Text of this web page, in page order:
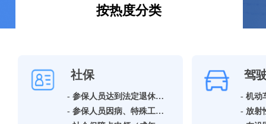
按热度分类
社保
- 参保人员达到法定退休年龄领取基本养老保险待遇资格确认
- 参保人员因病、特殊工种提前退休领取基本养老保险待遇资格确认
驾
- 机动